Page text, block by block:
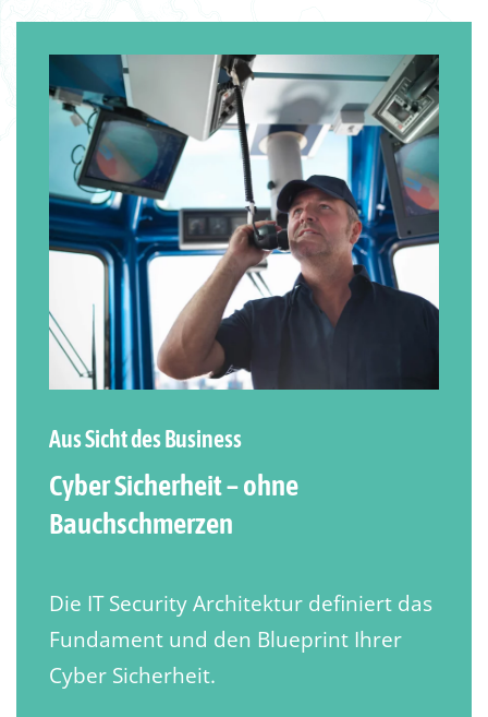
Aus Sicht des Business
Cyber Sicherheit – ohne
Bauchschmerzen
Die IT Security Architektur definiert das
Fundament und den Blueprint Ihrer
Cyber Sicherheit.